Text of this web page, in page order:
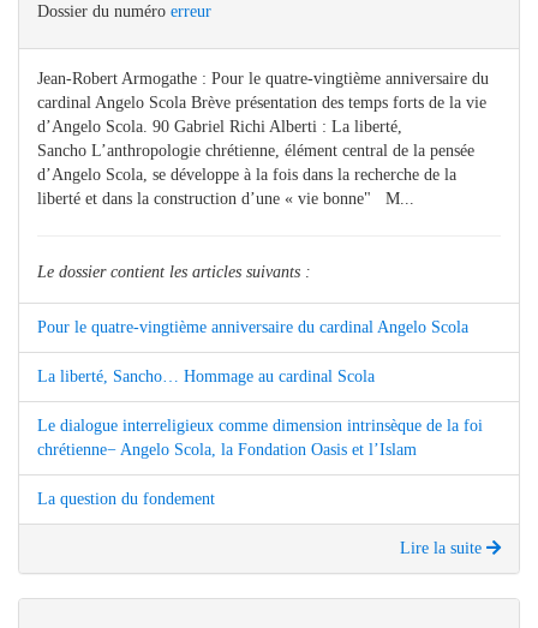
Dossier du numéro erreur
Jean-Robert Armogathe : Pour le quatre-vingtième anniversaire du
cardinal Angelo Scola Brève présentation des temps forts de la vie
d’Angelo Scola. 90 Gabriel Richi Alberti : La liberté,
Sancho L’anthropologie chrétienne, élément central de la pensée
d’Angelo Scola, se développe à la fois dans la recherche de la
liberté et dans la construction d’une « vie bonne" M...
Le dossier contient les articles suivants :
Pour le quatre-vingtième anniversaire du cardinal Angelo Scola
La liberté, Sancho… Hommage au cardinal Scola
Le dialogue interreligieux comme dimension intrinsèque de la foi
chrétienne− Angelo Scola, la Fondation Oasis et l’Islam
La question du fondement
Lire la suite